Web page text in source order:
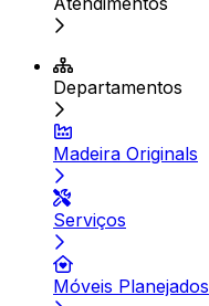
Departamentos
Madeira Originals
Serviços
Móveis Planejados